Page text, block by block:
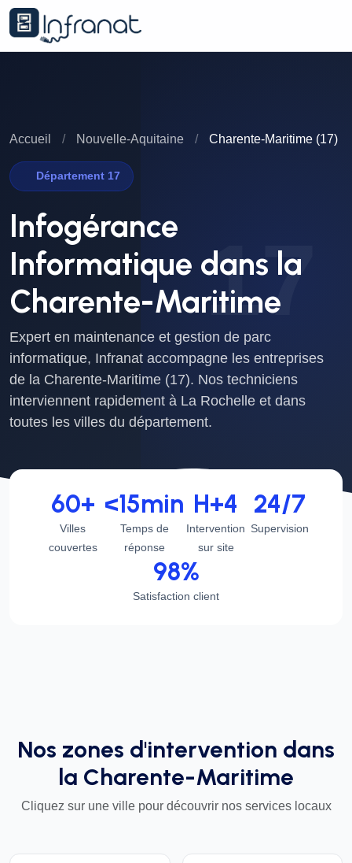
17
Accueil / Nouvelle-Aquitaine / Charente-Maritime (17)
Département 17
Infogérance
Informatique dans la
Charente-Maritime
Expert en maintenance et gestion de parc
informatique, Infranat accompagne les entreprises
de la Charente-Maritime (17). Nos techniciens
interviennent rapidement à La Rochelle et dans
toutes les villes du département.
60+
Villes
couvertes
<15min
Temps de
réponse
H+4
Intervention
sur site
24/7
Supervision
98%
Satisfaction client
Nos zones d'intervention dans
la Charente-Maritime
Cliquez sur une ville pour découvrir nos services locaux